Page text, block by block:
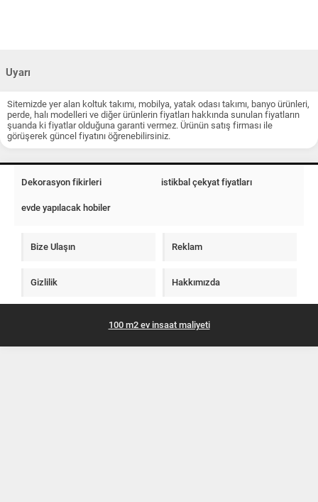
Uyarı
Sitemizde yer alan koltuk takımı, mobilya, yatak odası takımı, banyo ürünleri,
perde, halı modelleri ve diğer ürünlerin fiyatları hakkında sunulan fiyatların
şuanda ki fiyatlar olduğuna garanti vermez. Ürünün satış firması ile
görüşerek güncel fiyatını öğrenebilirsiniz.
Dekorasyon fikirleri istikbal çekyat fiyatları
evde yapılacak hobiler
Bize Ulaşın Reklam
Gizlilik Hakkımızda
100 m2 ev insaat maliyeti